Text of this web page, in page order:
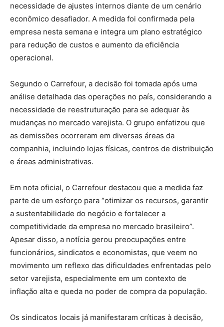
necessidade de ajustes internos diante de um cenário
econômico desafiador. A medida foi confirmada pela
empresa nesta semana e integra um plano estratégico
para redução de custos e aumento da eficiência
operacional.
Segundo o Carrefour, a decisão foi tomada após uma
análise detalhada das operações no país, considerando a
necessidade de reestruturação para se adequar às
mudanças no mercado varejista. O grupo enfatizou que
as demissões ocorreram em diversas áreas da
companhia, incluindo lojas físicas, centros de distribuição
e áreas administrativas.
Em nota oficial, o Carrefour destacou que a medida faz
parte de um esforço para “otimizar os recursos, garantir
a sustentabilidade do negócio e fortalecer a
competitividade da empresa no mercado brasileiro”.
Apesar disso, a notícia gerou preocupações entre
funcionários, sindicatos e economistas, que veem no
movimento um reflexo das dificuldades enfrentadas pelo
setor varejista, especialmente em um contexto de
inflação alta e queda no poder de compra da população.
Os sindicatos locais já manifestaram críticas à decisão,